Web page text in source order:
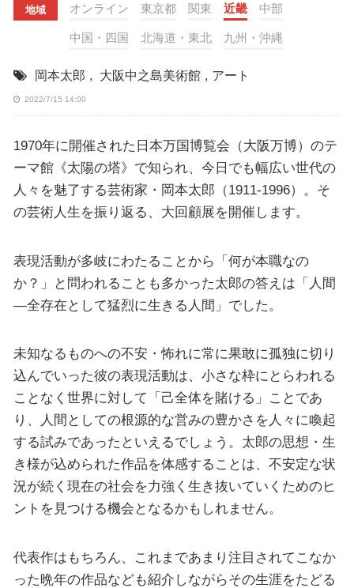
地域 オンライン 東京都 関東 近畿 中部
中国・四国 北海道・東北 九州・沖縄
岡本太郎 , 大阪中之島美術館 , アート
2022/7/15 14:00
1970年に開催された日本万国博覧会（大阪万博）のテ
ーマ館《太陽の塔》で知られ、今日でも幅広い世代の
人々を魅了する芸術家・岡本太郎（1911-1996）。そ
の芸術人生を振り返る、大回顧展を開催します。
表現活動が多岐にわたることから「何が本職なの
か？」と問われることも多かった太郎の答えは「人間
―全存在として猛烈に生きる人間」でした。
未知なるものへの不安・怖れに常に果敢に孤独に切り
込んでいった彼の表現活動は、小さな枠にとらわれる
ことなく世界に対して「己全体を賭ける」ことであ
り、人間としての根源的な営みの豊かさを人々に喚起
する試みであったといえるでしょう。太郎の思想・生
き様が込められた作品を体感することは、不安定な状
況が続く現在の社会を力強く生き抜いていくためのヒ
ントを見つける機会となるかもしれません。
代表作はもちろん、これまであまり注目されてこなか
った晩年の作品なども紹介しながらその生涯をたどる